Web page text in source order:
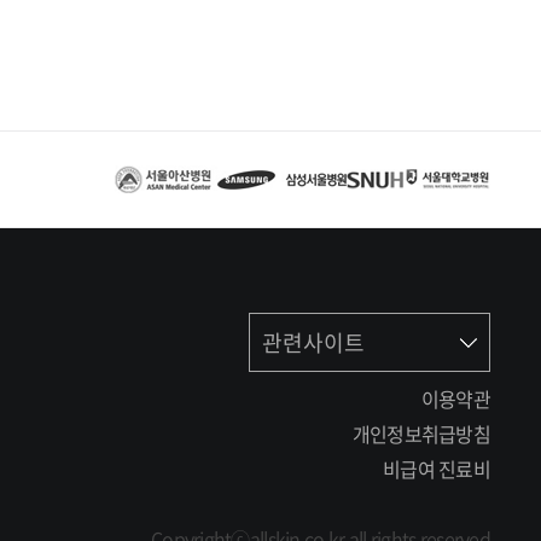
관련사이트
이용약관
개인정보취급방침
비급여 진료비